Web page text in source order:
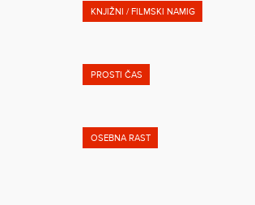
KNJIŽNI / FILMSKI NAMIG
PROSTI ČAS
OSEBNA RAST